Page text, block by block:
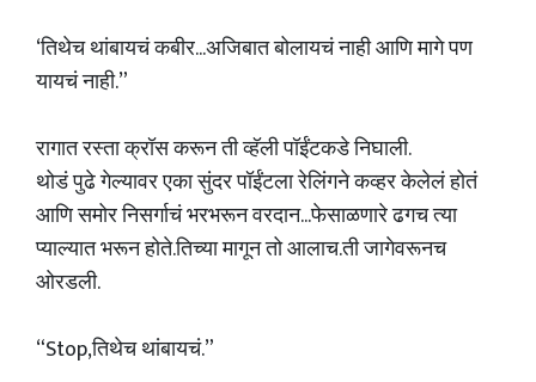
‘तिथेच थांबायचं कबीर...अजिबात बोलायचं नाही आणि मागे पण
यायचं नाही.”
रागात रस्ता क्रॉस करून ती व्हॅली पॉईंटकडे निघाली.
थोडं पुढे गेल्यावर एका सुंदर पॉईंटला रेलिंगने कव्हर केलेलं होतं
आणि समोर निसर्गाचं भरभरून वरदान...फेसाळणारे ढगच त्या
प्याल्यात भरून होते.तिच्या मागून तो आलाच.ती जागेवरूनच
ओरडली.
“Stop,तिथेच थांबायचं.”